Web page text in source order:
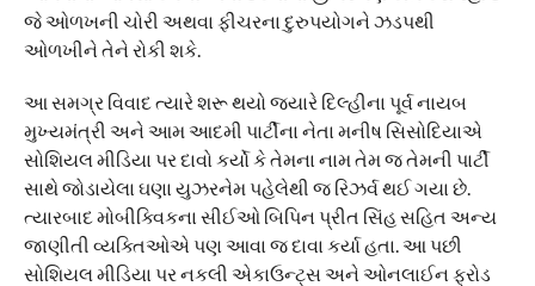
જે ઓળખની ચોરી અથવા ફીચરના દુરુપયોગને ઝડપથી
ઓળખીને તેને રોકી શકે.
આ સમગ્ર વિવાદ ત્યારે શરૂ થયો જ્યારે દિલ્હીના પૂર્વ નાયબ
મુખ્યમંત્રી અને આમ આદમી પાર્ટીના નેતા મનીષ સિસોદિયાએ
સોશિયલ મીડિયા પર દાવો કર્યો કે તેમના નામ તેમ જ તેમની પાર્ટી
સાથે જોડાયેલા ઘણા યુઝરનેમ પહેલેથી જ રિઝર્વ થઈ ગયા છે.
ત્યારબાદ મોબીક્વિકના સીઈઓ બિપિન પ્રીત સિંહ સહિત અન્ય
જાણીતી વ્યક્તિઓએ પણ આવા જ દાવા કર્યા હતા. આ પછી
સોશિયલ મીડિયા પર નકલી એકાઉન્ટ્સ અને ઓનલાઈન ફ્રોડ